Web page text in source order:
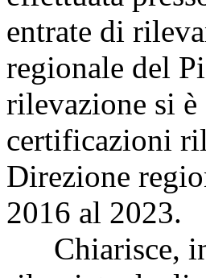
entrate di
regionale del
rilevazione si
certificazioni
Direzione
2016 al 2023.
Chiarisce,